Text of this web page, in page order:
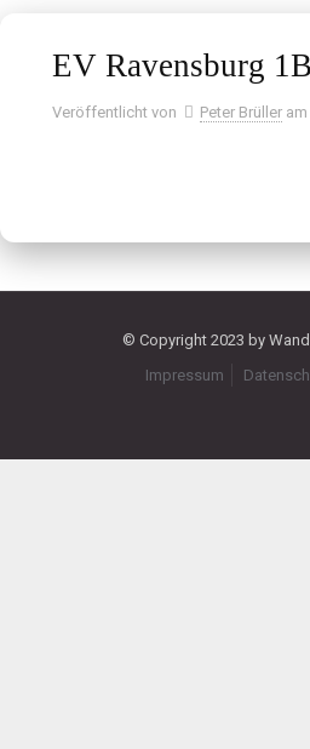
EV Ravensburg 1B
Veröffentlicht von Peter Brüller am
© Copyright 2023 by
Impressum